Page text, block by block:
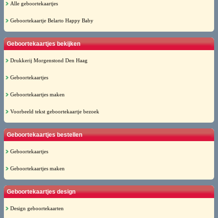
Alle geboortekaartjes
Geboortekaartje Belarto Happy Baby
Geboortekaartjes bekijken
Drukkerij Morgenstond Den Haag
Geboortekaartjes
Geboortekaartjes maken
Voorbeeld tekst geboortekaartje bezoek
Geboortekaartjes bestellen
Geboortekaartjes
Geboortekaartjes maken
Geboortekaartjes design
Design geboortekaarten